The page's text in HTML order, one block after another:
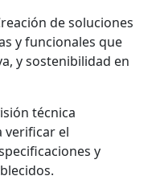
de soluciones
y funcionales que
y sostenibilidad en
técnica
verificar el
y